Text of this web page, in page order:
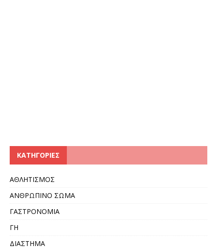
KΑΤΗΓΟΡΊΕΣ
ΑΘΛΗΤΙΣΜΟΣ
ΑΝΘΡΩΠΙΝΟ ΣΩΜΑ
ΓΑΣΤΡΟΝΟΜΙΑ
ΓΗ
ΔΙΑΣΤΗΜΑ